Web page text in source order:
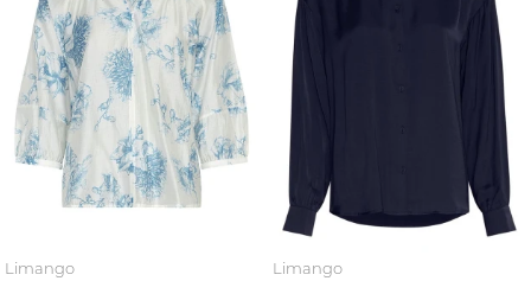
Limango
Limango